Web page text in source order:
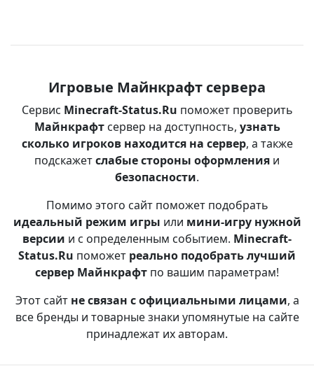
Игровые Майнкрафт сервера
Сервис Minecraft-Status.Ru поможет проверить
Майнкрафтсервер на доступность, узнать
сколько игроков находится на сервер, а также
подскажетслабые стороны оформления и
безопасности.
Помимо этого сайт поможет подобрать
идеальный режим игры или мини-игру нужной
версии и с определенным событием. Minecraft-
Status.Ru поможет реально подобрать лучший
сервер Майнкрафт по вашим параметрам!
Этот сайт не связан с официальными лицами, а
все бренды и товарные знаки упомянутые на сайте
принадлежат их авторам.